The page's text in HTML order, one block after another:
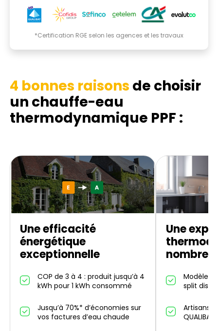
*Certification RGE selon les agences et les travaux
4 bonnes raisons de choisir
un chauffe-eau
thermodynamique PPF :
Une efficacité
énergétique
exceptionnelle
COP de 3 à 4 : produit jusqu’à 4
kWh pour 1 kWh consommé
Jusqu’à 70%* d’économies sur
vos factures d’eau chaude
Une
Modèles
split
Artisans
QUALIBAT